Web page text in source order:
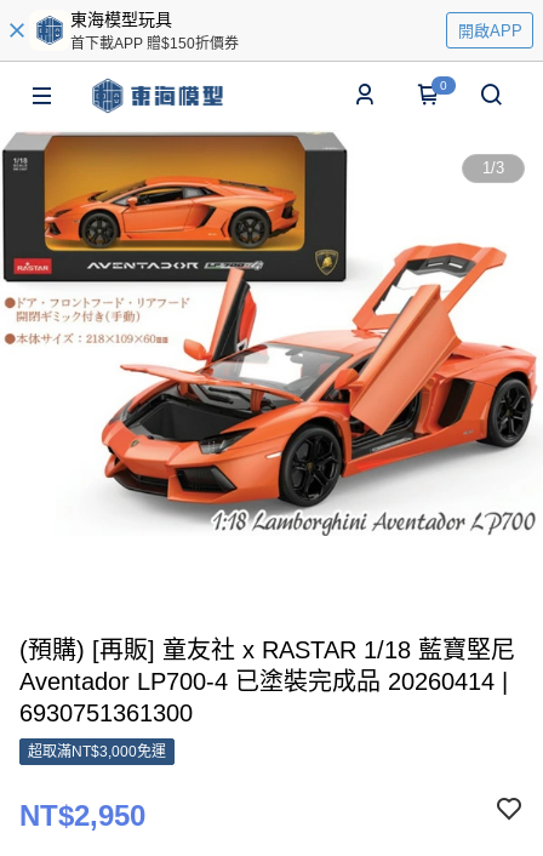
東海模型玩具
首下載APP 贈$150折價券
開啟APP
0
1/3
(預購) [再販] 童友社 x RASTAR 1/18 藍寶堅尼
Aventador LP700-4 已塗裝完成品 20260414 |
6930751361300
超取滿NT$3,000免運
NT$2,950